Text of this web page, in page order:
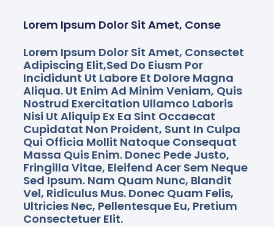
Lorem Ipsum Dolor Sit Amet, Conse
Lorem Ipsum Dolor Sit Amet, Consectet
Adipiscing Elit,sed Do Eiusm Por
Incididunt Ut Labore Et Dolore Magna
Aliqua. Ut Enim Ad Minim Veniam, Quis
Nostrud Exercitation Ullamco Laboris
Nisi Ut Aliquip Ex Ea Sint Occaecat
Cupidatat Non Proident, Sunt In Culpa
Qui Officia Mollit Natoque Consequat
Massa Quis Enim. Donec Pede Justo,
Fringilla Vitae, Eleifend Acer Sem Neque
Sed Ipsum. Nam Quam Nunc, Blandit
Vel, Ridiculus Mus. Donec Quam Felis,
Ultricies Nec, Pellentesque Eu, Pretium
Consectetuer Elit.